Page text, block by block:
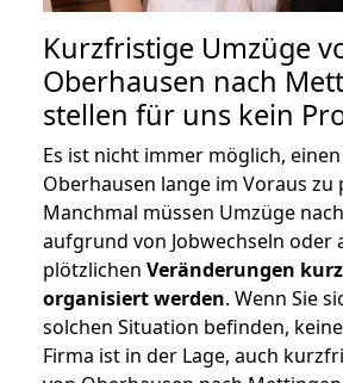
Kurzfristige Umzüge
Oberhausen nach
stellen für uns kein
Es ist nicht immer möglich,
Oberhausen lange im Voraus zu
Manchmal müssen Umzüge
aufgrund von Jobwechseln oder
plötzlichen Veränderungen
organisiert werden. Wenn Sie
solchen Situation befinden,
Firma ist in der Lage, auch